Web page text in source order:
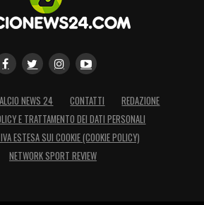
NEWS 24 CONTATTI
REDAZIONE
E TRATTAMENTO DEI DATI PERSONALI
ESTESA SUI COOKIE (COOKIE POLICY)
NETWORK SPORT REVIEW